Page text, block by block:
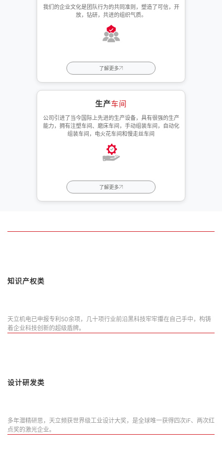
我们的企业文化是团队行为的共同准则，塑造了可信，开
放，钻研，共进的组织气质。
了解更多
生产车间
公司引进了当今国际上先进的生产设备，具有很强的生产
能力，拥有注塑车间、磨床车间，手动组装车间，自动化
组装车间，电火花车间和慢走丝车间
了解更多
知识产权类
天立机电已申报专利50余项，几十项行业前沿黑科技牢牢攥在自己手中，构铸
着企业科技创新的超级盾牌。
设计研发类
多年潜精研思，天立频获世界级工业设计大奖，是全球唯一获得四次iF、两次红
点奖的激光企业。